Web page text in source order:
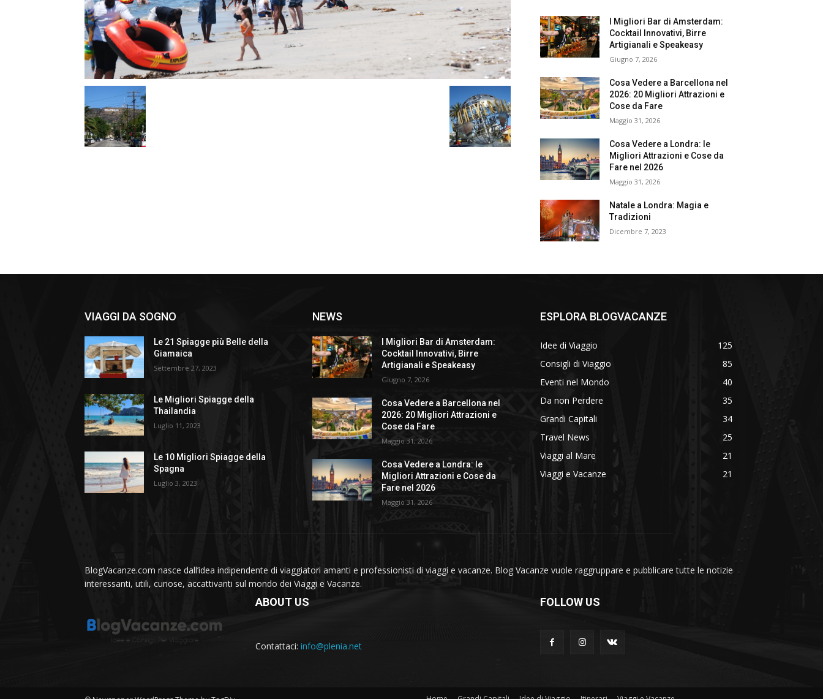
I Migliori Bar di Amsterdam:
Cocktail Innovativi, Birre
Artigianali e Speakeasy
Giugno 7, 2026
Cosa Vedere a Barcellona nel
2026: 20 Migliori Attrazioni e
Cose da Fare
Maggio 31, 2026
Cosa Vedere a Londra: le
Migliori Attrazioni e Cose da
Fare nel 2026
Maggio 31, 2026
Natale a Londra: Magia e
Tradizioni
Dicembre 7, 2023
VIAGGI DA SOGNO
Le 21 Spiagge più Belle della
Giamaica
Settembre 27, 2023
Le Migliori Spiagge della
Thailandia
Luglio 11, 2023
Le 10 Migliori Spiagge della
Spagna
Luglio 3, 2023
NEWS
I Migliori Bar di Amsterdam:
Cocktail Innovativi, Birre
Artigianali e Speakeasy
Giugno 7, 2026
Cosa Vedere a Barcellona nel
2026: 20 Migliori Attrazioni e
Cose da Fare
Maggio 31, 2026
Cosa Vedere a Londra: le
Migliori Attrazioni e Cose da
Fare nel 2026
Maggio 31, 2026
ESPLORA BLOGVACANZE
Idee di Viaggio
125
Consigli di Viaggio
85
Eventi nel Mondo
40
Da non Perdere
35
Grandi Capitali
34
Travel News
25
Viaggi al Mare
21
Viaggi e Vacanze
21
BlogVacanze.com nasce dall’idea indipendente di viaggiatori amanti e professionisti di viaggi e vacanze. Blog Vacanze vuole raggruppare e pubblicare tutte le notizie
interessanti, utili, curiose, accattivanti sul mondo dei Viaggi e Vacanze.
ABOUT US
Contattaci: info@plenia.net
FOLLOW US